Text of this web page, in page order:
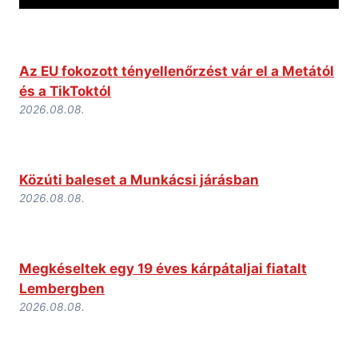
Az EU fokozott tényellenőrzést vár el a Metától
és a TikToktól
2026.08.08.
Közúti baleset a Munkácsi járásban
2026.08.08.
Megkéseltek egy 19 éves kárpátaljai fiatalt
Lembergben
2026.08.08.